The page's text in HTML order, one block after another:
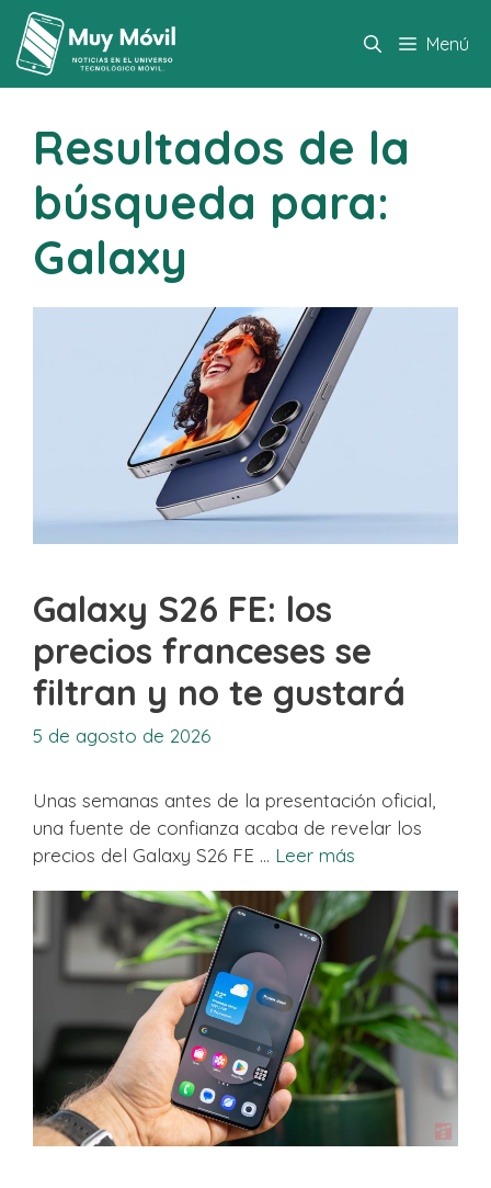
Saltar
contenido
Menú
Resultados de la
búsqueda para:
Galaxy
Galaxy S26 FE: los
precios franceses se
filtran y no te gustará
5 de agosto de 2026
Unas semanas antes de la presentación oficial,
una fuente de confianza acaba de revelar los
precios del Galaxy S26 FE … Leer más